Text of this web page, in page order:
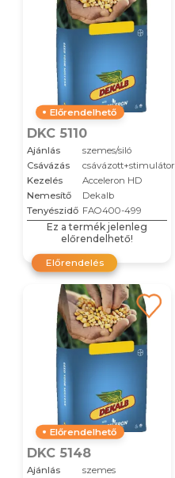
Előrendelhető
DKC 5110
Ajánlás
szemes/siló
Csávázás
csávázott+stimulátor
Kezelés
Acceleron HD
Nemesítő
Dekalb
Tenyészidő FAO400-499
Ez a termék jelenleg
előrendelhető!
Előrendelés
Előrendelhető
DKC 5148
Ajánlás
szemes